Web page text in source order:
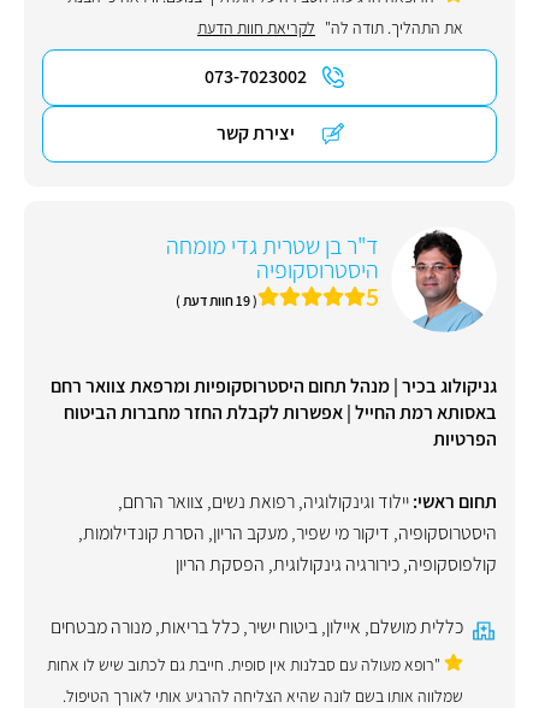
את התהליך. תודה לה" לקריאת חוות הדעת
073-7023002
יצירת קשר
ד"ר בן שטרית גדי מומחה
היסטרוסקופיה
5 ( 19 חוות דעת )
גניקולוג בכיר | מנהל תחום היסטרוסקופיות ומרפאת צוואר רחם
באסותא רמת החייל | אפשרות לקבלת החזר מחברות הביטוח
הפרטיות
תחום ראשי:יילוד וגינקולוגיה, רפואת נשים, צוואר הרחם,
היסטרוסקופיה, דיקור מי שפיר,מעקב הריון, הסרת קונדילומות,
קולפוסקופיה,כירורגיה גינקולוגית, הפסקת הריון
כללית מושלם, איילון,ביטוח ישיר,כלל בריאות,מנורה מבטחים
"רופא מעולה עם סבלנות אין סופית. חייבת גם לכתוב שיש לו אחות
שמלווה אותו בשם לונה שהיא הצליחה להרגיע אותי לאורך הטיפול.